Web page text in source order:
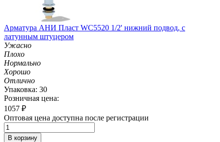
Арматура АНИ Пласт WC5520 1/2' нижний подвод, с
латунным штуцером
Ужасно
Плохо
Нормально
Хорошо
Отлично
Упаковка: 30
Розничная цена:
1057 ₽
Оптовая цена доступна после регистрации
В корзину